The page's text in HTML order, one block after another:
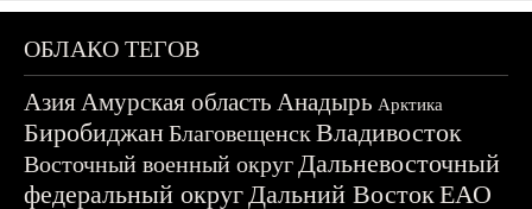
ОБЛАКО ТЕГОВ
АзияАмурская область Анадырь Арктика
БиробиджанБлаговещенскВладивосток
Восточный военный округДальневосточный
федеральный округДальний ВостокЕАО